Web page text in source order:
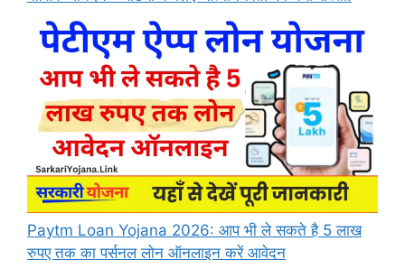
Paytm Loan Yojana 2026: आप भी ले सकते है 5 लाख
रुपए तक का पर्सनल लोन ऑनलाइन करें आवेदन